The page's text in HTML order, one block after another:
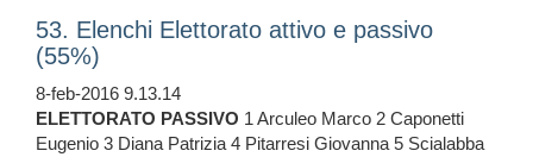
53. Elenchi Elettorato attivo e passivo
(55%)
8-feb-2016 9.13.14
ELETTORATO PASSIVO 1 Arculeo Marco 2 Caponetti
Eugenio 3 Diana Patrizia 4 Pitarresi Giovanna 5 Scialabba